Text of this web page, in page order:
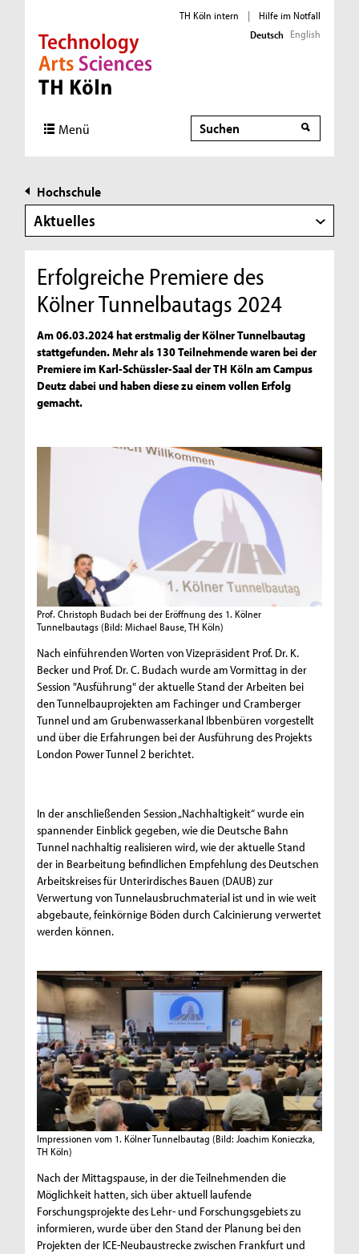
Direkt zur Hauptnavigation
Direkt zur Subnavigation
Direkt zum Inhalt
Direkt zum Fußbereich
TH Köln intern |
Hilfe im Notfall
Deutsch English
Menü Suche
Hochschule
Aktuelles
Erfolgreiche Premiere des
Kölner Tunnelbautags 2024
Am 06.03.2024 hat erstmalig der Kölner Tunnelbautag
stattgefunden. Mehr als 130 Teilnehmende waren bei der
Premiere im Karl-Schüssler-Saal der TH Köln am Campus
Deutz dabei und haben diese zu einem vollen Erfolg
gemacht.
Prof. Christoph Budach bei der Eröffnung des 1. Kölner
Tunnelbautags (Bild: Michael Bause, TH Köln)
Nach einführenden Worten von Vizepräsident Prof. Dr. K.
Becker und Prof. Dr. C. Budach wurde am Vormittag in der
Session "Ausführung" der aktuelle Stand der Arbeiten bei
den Tunnelbauprojekten am Fachinger und Cramberger
Tunnel und am Grubenwasserkanal Ibbenbüren vorgestellt
und über die Erfahrungen bei der Ausführung des Projekts
London Power Tunnel 2 berichtet.
In der anschließenden Session „Nachhaltigkeit“ wurde ein
spannender Einblick gegeben, wie die Deutsche Bahn
Tunnel nachhaltig realisieren wird, wie der aktuelle Stand
der in Bearbeitung befindlichen Empfehlung des Deutschen
Arbeitskreises für Unterirdisches Bauen (DAUB) zur
Verwertung von Tunnelausbruchmaterial ist und in wie weit
abgebaute, feinkörnige Böden durch Calcinierung verwertet
werden können.
Impressionen vom 1. Kölner Tunnelbautag (Bild: Joachim Konieczka,
TH Köln)
Nach der Mittagspause, in der die Teilnehmenden die
Möglichkeit hatten, sich über aktuell laufende
Forschungsprojekte des Lehr- und Forschungsgebiets zu
informieren, wurde über den Stand der Planung bei den
Projekten der ICE-Neubaustrecke zwischen Frankfurt und